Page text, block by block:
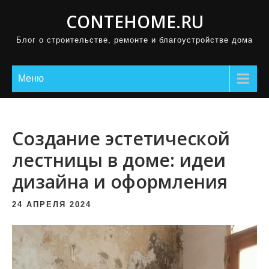
CONTEHOME.RU
Блог о строительстве, ремонте и благоустройстве дома
Меню
Создание эстетической
лестницы в доме: идеи
дизайна и оформления
24 АПРЕЛЯ 2024